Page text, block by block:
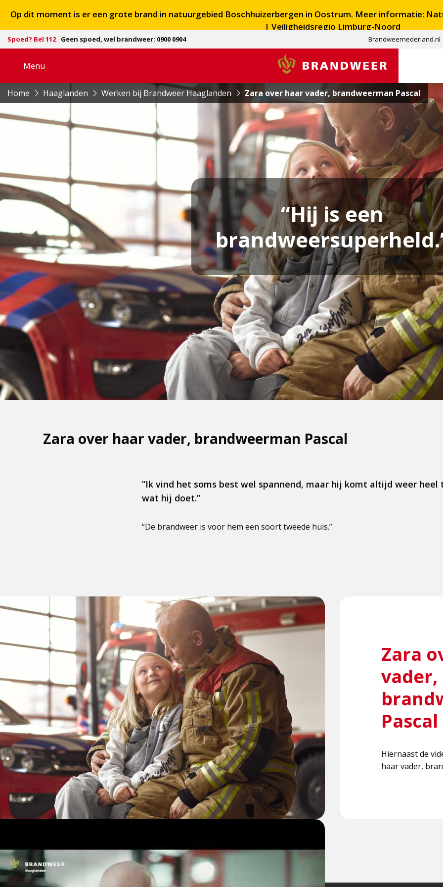
Op dit moment is er een grote brand in natuurgebied Boschhuizerbergen in Oostrum. Meer informatie:
| Veiligheidsregio Limburg-Noord
Spoed? Bel 112 Geen spoed, wel brandweer: 0900 0904 Brandweernederland.nl
Menu
navigatie
Brandweer
Home Haaglanden Werken bij Brandweer Haaglanden Zara over haar vader, brandweerman Pascal
“Hij is een
Zara over haar vader, brandweerman Pascal
“Ik vind het soms best wel spannend, maar hij komt altijd weer heel
wat hij doet.”
“De brandweer is voor hem een soort tweede huis.”
Zara
vader,
Pascal
Hiernaast de
haar vader,